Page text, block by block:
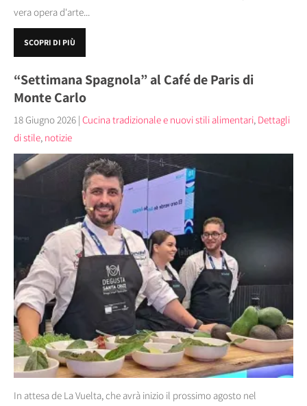
vera opera d'arte...
SCOPRI DI PIÙ
“Settimana Spagnola” al Café de Paris di
Monte Carlo
18 Giugno 2026 | Cucina tradizionale e nuovi stili alimentari, Dettagli
di stile, notizie
In attesa de La Vuelta, che avrà inizio il prossimo agosto nel